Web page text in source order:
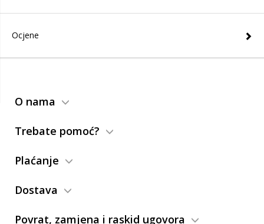
Ocjene
O nama
Trebate pomoć?
Plaćanje
Dostava
Povrat, zamjena i raskid ugovora